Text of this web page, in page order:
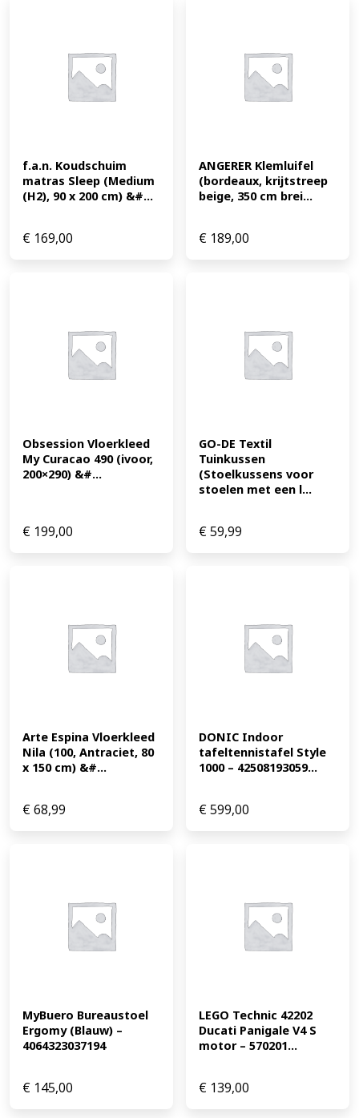
f.a.n. Koudschuim
matras Sleep (Medium
(H2), 90 x 200 cm) &#...
€ 169,00
ANGERER Klemluifel
(bordeaux, krijtstreep
beige, 350 cm brei...
€ 189,00
Obsession Vloerkleed
My Curacao 490 (ivoor,
200×290) &#...
€ 199,00
GO-DE Textil
Tuinkussen
(Stoelkussens voor
stoelen met een l...
€59,99
Arte Espina Vloerkleed
Nila (100, Antraciet, 80
x 150 cm) &#...
€68,99
DONIC Indoor
tafeltennistafel Style
1000 – 42508193059...
€599,00
MyBuero Bureaustoel
Ergomy (Blauw) –
4064323037194
€ 145,00
LEGO Technic 42202
Ducati Panigale V4 S
motor – 570201...
€ 139,00